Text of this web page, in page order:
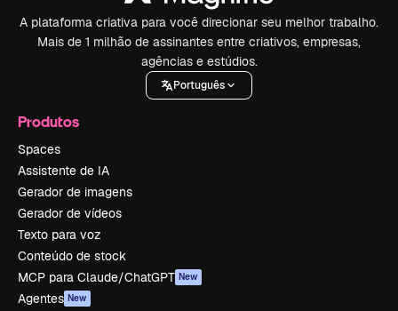
A plataforma criativa para você direcionar seu melhor trabalho.
Mais de 1 milhão de assinantes entre criativos, empresas,
agências e estúdios.
Português
Produtos
Spaces
Assistente de IA
Gerador de imagens
Gerador de vídeos
Texto para voz
Conteúdo de stock
MCP para Claude/ChatGPT New
Agentes New